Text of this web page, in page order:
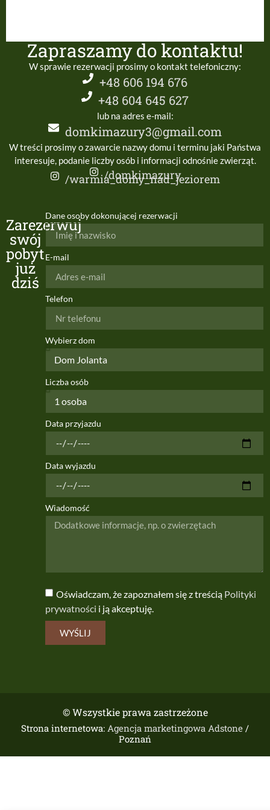
Zapraszamy do kontaktu!
W sprawie rezerwacji prosimy o kontakt telefoniczny:
+48 606 194 676
+48 604 645 627
lub na adres e-mail:
domkimazury3@gmail.com
W treści prosimy o zawarcie nazwy domu i terminu jaki Państwa
interesuje, podanie liczby osób i informacji odnośnie zwierząt.
/domkimazury
/warmia_domy_nad_jeziorem
Zarezerwuj
swój
pobyt
już
dziś
Dane osoby dokonującej rezerwacji
E-mail
Telefon
Wybierz dom
Liczba osób
Data przyjazdu
Data wyjazdu
Wiadomość
Oświadczam, że zapoznałem się z treścią Polityki
prywatności i ją akceptuję.
WYŚLIJ
© Wszystkie prawa zastrzeżone
Strona internetowa: Agencja marketingowa Adstone /
Poznań